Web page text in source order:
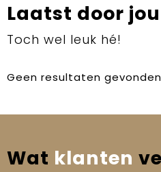
Laatst door
Toch wel leuk hé!
Geen resultaten
Wat klanten